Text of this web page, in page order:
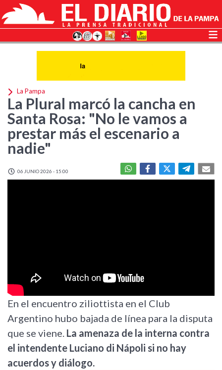
La Pampa
La Plural marcó la cancha en
Santa Rosa: "No le vamos a
prestar más el escenario a
nadie"
06 JUNIO 2026 - 15:00
En el encuentro ziliottista en el Club
Argentino hubo bajada de línea para la disputa
que se viene. La amenaza de la interna contra
el intendente Luciano di Nápoli si no hay
acuerdos y diálogo.